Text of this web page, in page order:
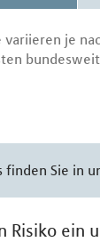
variieren je
Sie in
Risiko ein